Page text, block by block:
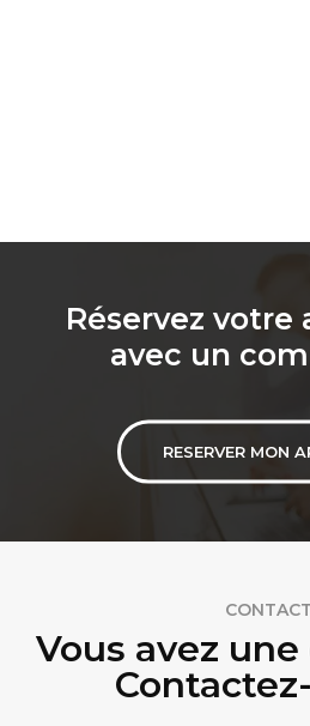
Réservez votre
avec un
RESERVER MON
CONTACT
Vous avez